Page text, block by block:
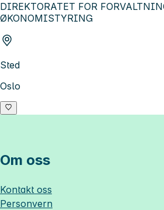
DIREKTORATET FOR
ØKONOMISTYRING
Sted
Oslo
Om oss
Kontakt oss
Personvern